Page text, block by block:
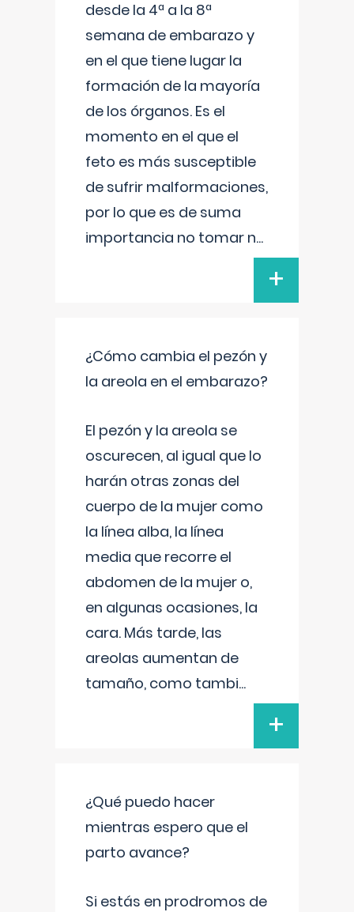
desde la 4ª a la 8ª
semana de embarazo y
en el que tiene lugar la
formación de la mayoría
de los órganos. Es el
momento en el que el
feto es más susceptible
de sufrir malformaciones,
por lo que es de suma
importancia no tomar n...
+
¿Cómo cambia el pezón y
la areola en el embarazo?
El pezón y la areola se
oscurecen, al igual que lo
harán otras zonas del
cuerpo de la mujer como
la línea alba, la línea
media que recorre el
abdomen de la mujer o,
en algunas ocasiones, la
cara. Más tarde, las
areolas aumentan de
tamaño, como tambi...
+
¿Qué puedo hacer
mientras espero que el
parto avance?
Si estás en prodromos de